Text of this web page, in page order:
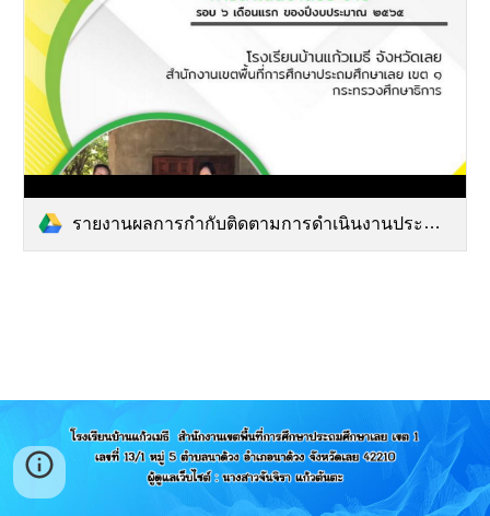
รายงานผลการกำกับติดตามการดำเนินงานประจำปี 6 เดือนแรก.pdf